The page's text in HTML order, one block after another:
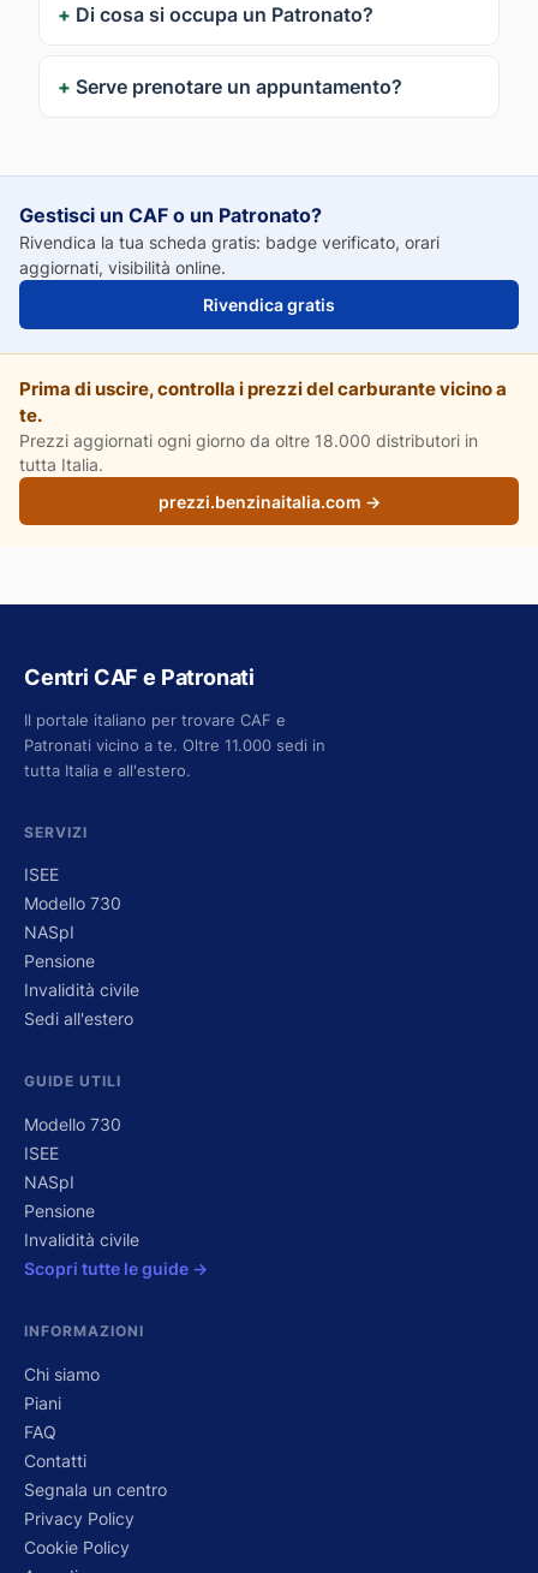
Di cosa si occupa un Patronato?
Serve prenotare un appuntamento?
Gestisci un CAF o un Patronato?
Rivendica la tua scheda gratis: badge verificato, orari
aggiornati, visibilità online.
Rivendica gratis
Prima di uscire, controlla i prezzi del carburante vicino a
te.
Prezzi aggiornati ogni giorno da oltre 18.000 distributori in
tutta Italia.
prezzi.benzinaitalia.com →
Centri CAF e Patronati
Il portale italiano per trovare CAF e
Patronati vicino a te. Oltre 11.000 sedi in
tutta Italia e all'estero.
SERVIZI
ISEE
Modello 730
NASpI
Pensione
Invalidità civile
Sedi all'estero
GUIDE UTILI
Modello 730
ISEE
NASpI
Pensione
Invalidità civile
Scopri tutte le guide →
INFORMAZIONI
Chi siamo
Piani
FAQ
Contatti
Segnala un centro
Privacy Policy
Cookie Policy